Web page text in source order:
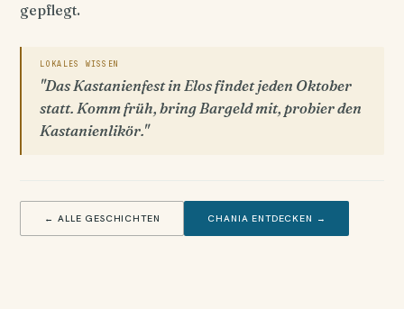
gepflegt.
LOKALES WISSEN
"Das Kastanienfest in Elos findet jeden Oktober
statt. Komm früh, bring Bargeld mit, probier den
Kastanienlikör."
← ALLE GESCHICHTEN CHANIA ENTDECKEN →